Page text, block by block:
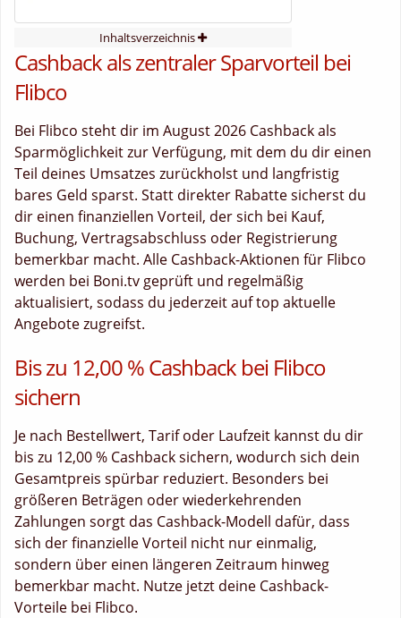
Inhaltsverzeichnis
Cashback als zentraler Sparvorteil bei
Flibco
Bei Flibco steht dir im August 2026 Cashback als
Sparmöglichkeit zur Verfügung, mit dem du dir einen
Teil deines Umsatzes zurückholst und langfristig
bares Geld sparst. Statt direkter Rabatte sicherst du
dir einen finanziellen Vorteil, der sich bei Kauf,
Buchung, Vertragsabschluss oder Registrierung
bemerkbar macht. Alle Cashback-Aktionen für Flibco
werden bei Boni.tv geprüft und regelmäßig
aktualisiert, sodass du jederzeit auf top aktuelle
Angebote zugreifst.
Bis zu 12,00 % Cashback bei Flibco
sichern
Je nach Bestellwert, Tarif oder Laufzeit kannst du dir
bis zu 12,00 % Cashback sichern, wodurch sich dein
Gesamtpreis spürbar reduziert. Besonders bei
größeren Beträgen oder wiederkehrenden
Zahlungen sorgt das Cashback-Modell dafür, dass
sich der finanzielle Vorteil nicht nur einmalig,
sondern über einen längeren Zeitraum hinweg
bemerkbar macht. Nutze jetzt deine Cashback-
Vorteile bei Flibco.